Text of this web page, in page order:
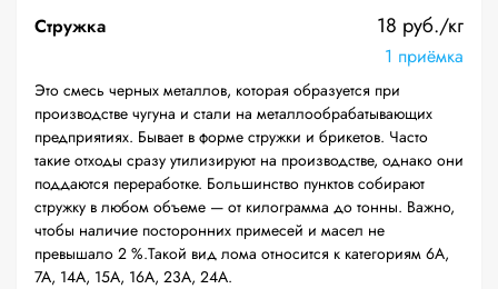
Стружка 18 руб./кг
1 приёмка
Это смесь черных металлов, которая образуется при
производстве чугуна и стали на металлообрабатывающих
предприятиях. Бывает в форме стружки и брикетов. Часто
такие отходы сразу утилизируют на производстве, однако они
поддаются переработке. Большинство пунктов собирают
стружку в любом объеме — от килограмма до тонны. Важно,
чтобы наличие посторонних примесей и масел не
превышало 2 %.Такой вид лома относится к категориям 6А,
7А, 14А, 15А, 16А, 23А, 24А.